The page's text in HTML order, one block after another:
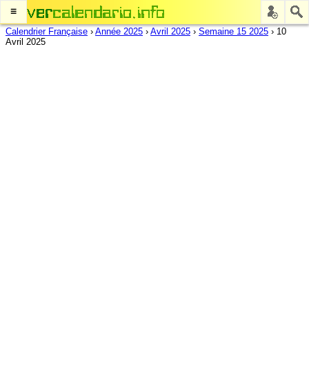
≡
Calendrier Française › Année 2025 › Avril 2025 › Semaine 15 2025 › 10
Avril 2025